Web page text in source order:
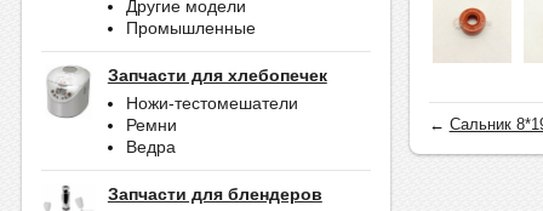
Другие модели
Промышленные
Запчасти для хлебопечек
Ножи-тестомешатели
Ремни
Ведра
Запчасти для блендеров
← Сальник